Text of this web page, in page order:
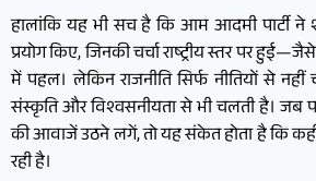
हालांकि यह भी सच है कि आम आदमी पार्टी
प्रयोग किए, जिनकी चर्चा राष्ट्रीय स्तर पर
में पहल। लेकिन राजनीति सिर्फ नीतियों से
संस्कृति और विश्वसनीयता से भी चलती है। जब
की आवाजें उठने लगें, तो यह संकेत होता है कि
रही है।